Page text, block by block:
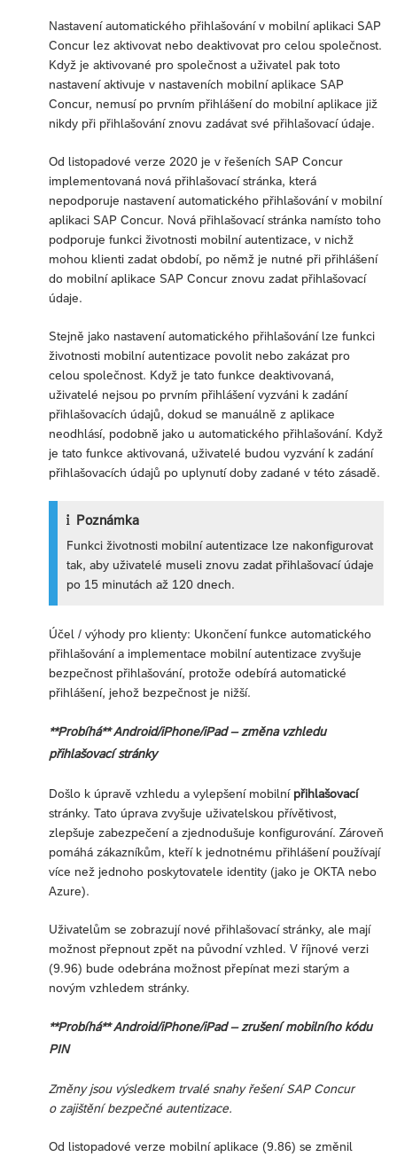
Nastavení automatického přihlašování v mobilní aplikaci SAP
Concur lez aktivovat nebo deaktivovat pro celou společnost.
Když je aktivované pro společnost a uživatel pak toto
nastavení aktivuje v nastaveních mobilní aplikace SAP
Concur, nemusí po prvním přihlášení do mobilní aplikace již
nikdy při přihlašování znovu zadávat své přihlašovací údaje.
Od listopadové verze 2020 je v řešeních SAP Concur
implementovaná nová přihlašovací stránka, která
nepodporuje nastavení automatického přihlašování v mobilní
aplikaci SAP Concur. Nová přihlašovací stránka namísto toho
podporuje funkci životnosti mobilní autentizace, v nichž
mohou klienti zadat období, po němž je nutné při přihlášení
do mobilní aplikace SAP Concur znovu zadat přihlašovací
údaje.
Stejně jako nastavení automatického přihlašování lze funkci
životnosti mobilní autentizace povolit nebo zakázat pro
celou společnost. Když je tato funkce deaktivovaná,
uživatelé nejsou po prvním přihlášení vyzváni k zadání
přihlašovacích údajů, dokud se manuálně z aplikace
neodhlásí, podobně jako u automatického přihlašování. Když
je tato funkce aktivovaná, uživatelé budou vyzvání k zadání
přihlašovacích údajů po uplynutí doby zadané v této zásadě.
Poznámka
Funkci životnosti mobilní autentizace lze nakonfigurovat
tak, aby uživatelé museli znovu zadat přihlašovací údaje
po 15 minutách až 120 dnech.
Účel / výhody pro klienty: Ukončení funkce automatického
přihlašování a implementace mobilní autentizace zvyšuje
bezpečnost přihlašování, protože odebírá automatické
přihlášení, jehož bezpečnost je nižší.
**Probíhá** Android/iPhone/iPad – změna vzhledu
přihlašovací stránky
Došlo k úpravě vzhledu a vylepšení mobilní přihlašovací
stránky. Tato úprava zvyšuje uživatelskou přívětivost,
zlepšuje zabezpečení a zjednodušuje konfigurování. Zároveň
pomáhá zákazníkům, kteří k jednotnému přihlášení používají
více než jednoho poskytovatele identity (jako je OKTA nebo
Azure).
Uživatelům se zobrazují nové přihlašovací stránky, ale mají
možnost přepnout zpět na původní vzhled. V říjnové verzi
(9.96) bude odebrána možnost přepínat mezi starým a
novým vzhledem stránky.
**Probíhá** Android/iPhone/iPad – zrušení mobilního kódu
PIN
Změny jsou výsledkem trvalé snahy řešení SAP Concur
o zajištění bezpečné autentizace.
Od listopadové verze mobilní aplikace (9.86) se změnil